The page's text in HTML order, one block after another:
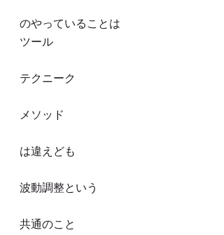
のやっていることは
ツール
テクニーク
メソッド
は違えども
波動調整という
共通のこと